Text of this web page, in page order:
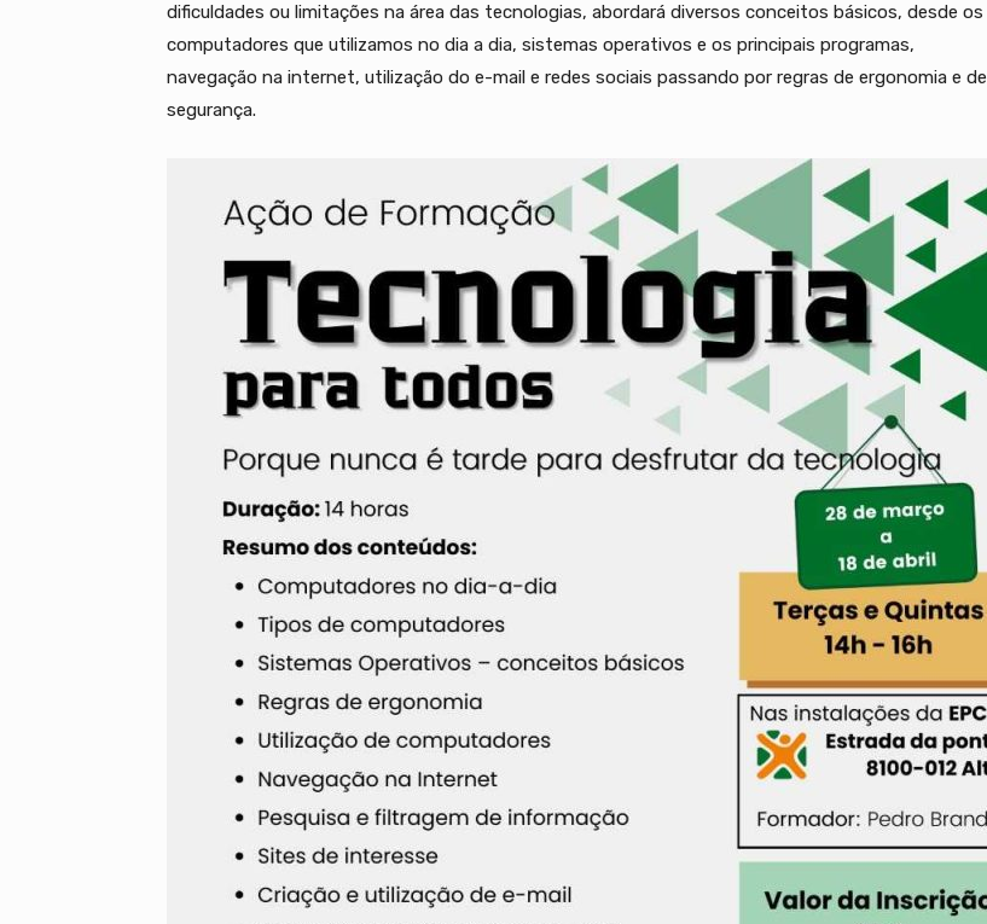
dificuldades ou limitações na área das tecnologias, abordará diversos conceitos básicos, desde os
computadores que utilizamos no dia a dia, sistemas operativos e os principais programas,
navegação na internet, utilização do e-mail e redes sociais passando por regras de ergonomia e de
segurança.